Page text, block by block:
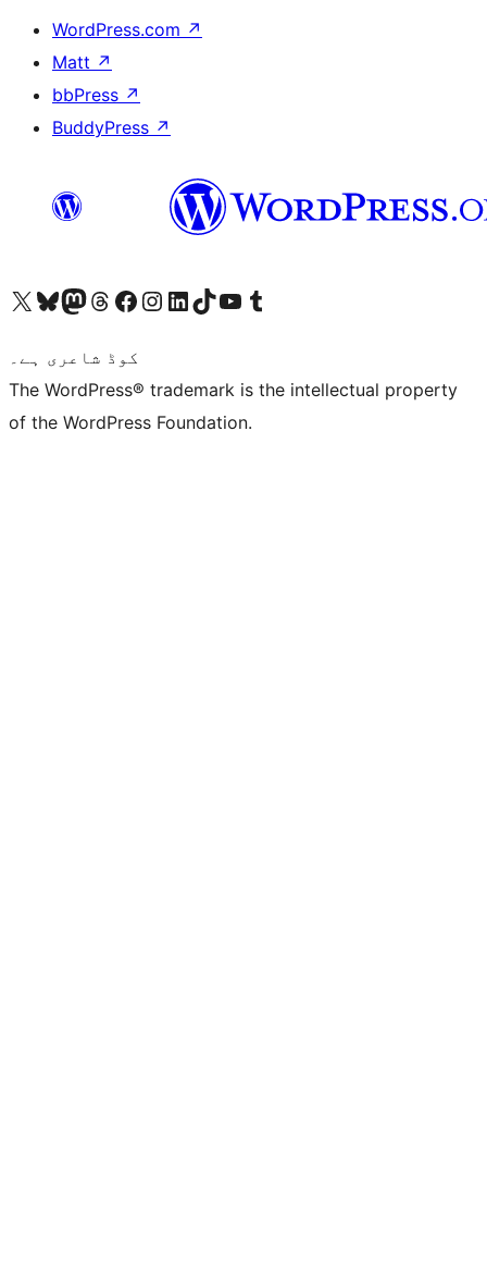
WordPress.com ↗
Matt ↗
bbPress ↗
BuddyPress ↗
Visit our X (formerly Twitter) account
ہمارے بلیواسکائی اکاؤنٹ پر جائیں
Visit our Mastodon account
ہمارے ٹھریڈز اکاؤنٹ پر جائیں
Visit our Facebook page
Visit our Instagram account
Visit our LinkedIn account
ہمارے ٹک ٹاک اکاؤنٹ پر جائیں
Visit our YouTube channel
ہمارے ٹمبلر اکاؤنٹ پر جائیں
کوڈ شاعری ہے۔
The WordPress® trademark is the intellectual property
of the WordPress Foundation.